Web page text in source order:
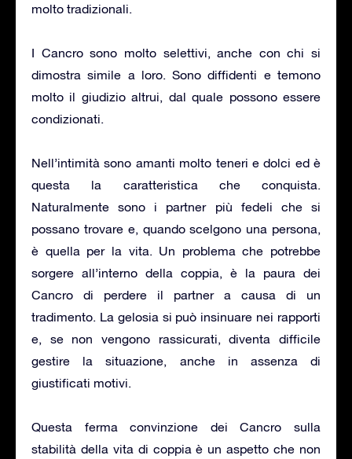
molto tradizionali.
I Cancro sono molto selettivi, anche con chi si
dimostra simile a loro. Sono diffidenti e temono
molto il giudizio altrui, dal quale possono essere
condizionati.
Nell’intimità sono amanti molto teneri e dolci ed è
questa la caratteristica che conquista.
Naturalmente sono i partner più fedeli che si
possano trovare e, quando scelgono una persona,
è quella per la vita. Un problema che potrebbe
sorgere all’interno della coppia, è la paura dei
Cancro di perdere il partner a causa di un
tradimento. La gelosia si può insinuare nei rapporti
e, se non vengono rassicurati, diventa difficile
gestire la situazione, anche in assenza di
giustificati motivi.
Questa ferma convinzione dei Cancro sulla
stabilità della vita di coppia è un aspetto che non